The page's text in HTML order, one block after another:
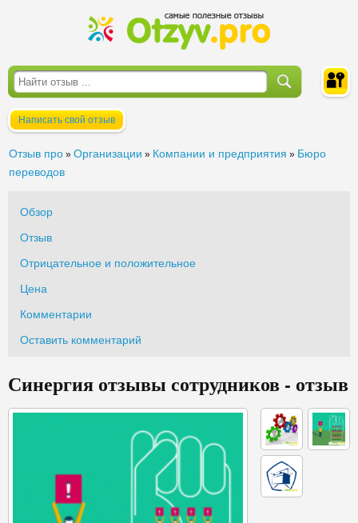
Написать свой отзыв
Отзыв про » Организации » Компании и предприятия » Бюро
переводов
Обзор
Отзыв
Отрицательное и положительное
Цена
Комментарии
Оставить комментарий
Синергия отзывы сотрудников - отзыв